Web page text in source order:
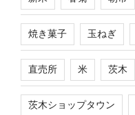
焼き菓子 玉ねぎ
直売所 米 茨木
茨木ショップタウン